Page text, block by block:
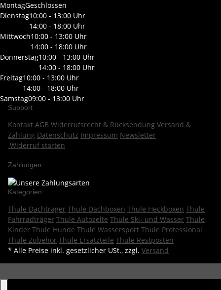
MontagGeschlossen
Dienstag10:00 - 13:00 Uhr
14:00 - 18:00 Uhr
Mittwoch10:00 - 13:00 Uhr
14:00 - 18:00 Uhr
Donnerstag10:00 - 13:00 Uhr
14:00 - 18:00 Uhr
Freitag10:00 - 13:00 Uhr
14:00 - 18:00 Uhr
Samstag09:00 - 13:00 Uhr
Support
Kontakt AGB Widerrufsrecht & Rücksendung Versand &
Zahlung Datenschutz Impressum Newsletter
Widerruf starten
Zahlungen
Kategorien
Thule Dachträger Thule Dachboxen Thule Heckboxen Thule
Fahrradträger Thule Autozelte Thule Ski- und Wasser Thule
Kinder Thule Hunde Thule Wassersport Thule Professional
Thule Zubehör Thule Ersatzteile Thule Restposten
* Alle Preise inkl. gesetzlicher USt., zzgl. Versand